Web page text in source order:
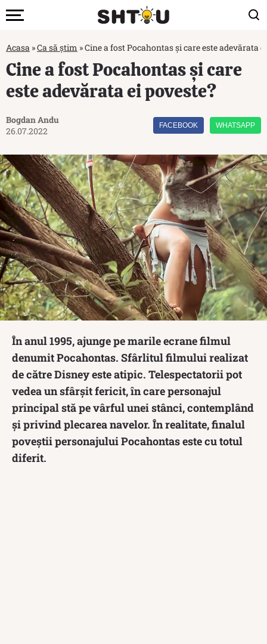
Acasa »Ca să știm »Cine a fost Pocahontas și care este adevărata
Cine a fost Pocahontas și care
este adevărata ei poveste?
Bogdan Andu
26.07.2022
FACEBOOK WHATSAPP
În anul 1995, ajunge pe marile ecrane filmul
denumit Pocahontas. Sfârlitul filmului realizat
de către Disney este atipic. Telespectatorii pot
vedea un sfârșit fericit, în care personajul
principal stă pe vârful unei stânci, contemplând
și privind plecarea navelor. În realitate, finalul
poveștii personajului Pocahontas este cu totul
diferit.